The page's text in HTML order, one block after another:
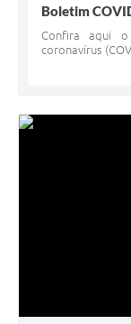
Boletim
Confira aqui
coronavírus